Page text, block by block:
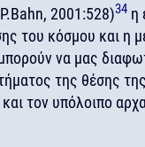
2001:528)34 η
του κόσμου και η
να μας
της θέσης
τον υπόλοιπο